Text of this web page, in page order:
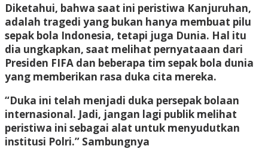
Diketahui, bahwa saat ini peristiwa Kanjuruhan,
adalah tragedi yang bukan hanya membuat pilu
sepak bola Indonesia, tetapi juga Dunia. Hal itu
dia ungkapkan, saat melihat pernyataaan dari
Presiden FIFA dan beberapa tim sepak bola dunia
yang memberikan rasa duka cita mereka.
“Duka ini telah menjadi duka persepak bolaan
internasional. Jadi, jangan lagi publik melihat
peristiwa ini sebagai alat untuk menyudutkan
institusi Polri.” Sambungnya